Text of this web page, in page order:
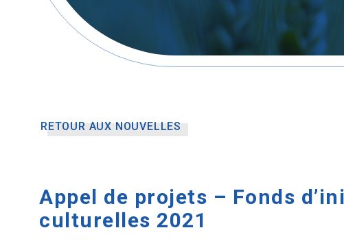
RETOUR AUX NOUVELLES
Appel de projets – Fonds
culturelles 2021